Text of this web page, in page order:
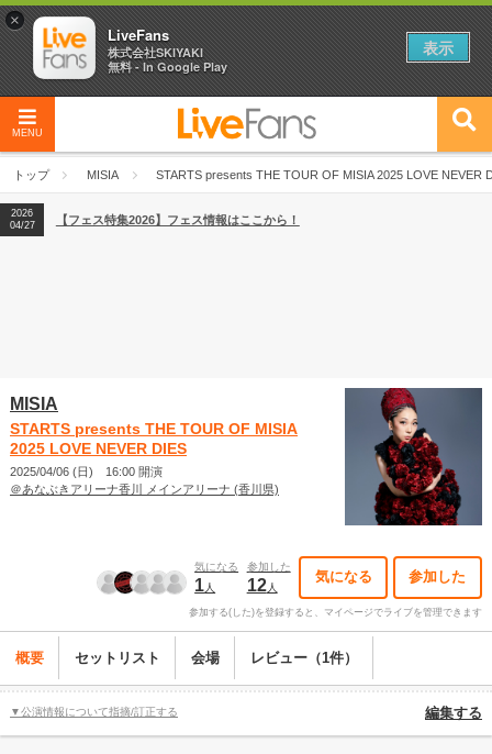
MENU
トップ MISIA STARTS presents THE TOUR OF MISIA 2025 LOVE NEVER
2026
04/27
2026
【ライブ動員ランキング】2026年上半期編発表！
2026
04/27
【フェス特集2026】フェス情報はここから！
MISIA
STARTS presents THE TOUR OF MISIA
2025 LOVE NEVER DIES
2025/04/06 (日) 16:00 開演
＠あなぶきアリーナ香川 メインアリーナ (香川県)
気になる
1人
参加した
12人
気になる 参加した
参加する(した)を登録すると、マイページでライブを管理できます
概要 セットリスト 会場 レビュー（1件）
▼公演情報について指摘/訂正する 編集する
×
LiveFans
株式会社SKIYAKI
無料 - In Google Play
表示